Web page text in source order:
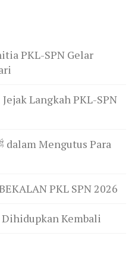
PKL-SPN Gelar
Langkah PKL-SPN
PKL SPN 2026
Kembali